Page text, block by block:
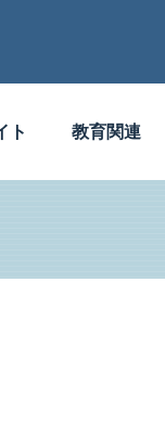
ト 教育関連